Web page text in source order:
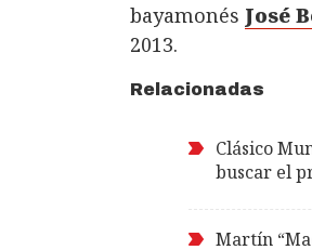
bayamonés José
2013.
Relacionadas
Clásico
buscar el
Martín